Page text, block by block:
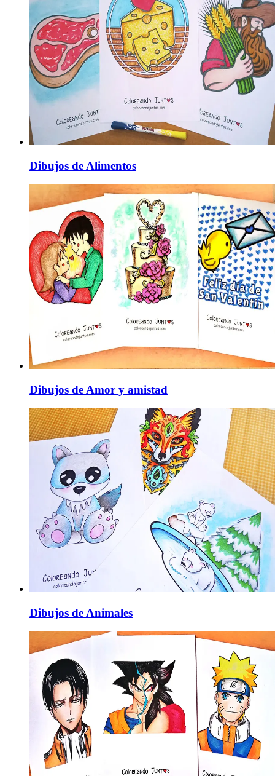
Dibujos de Alimentos
Dibujos de Amor y amistad
Dibujos de Animales